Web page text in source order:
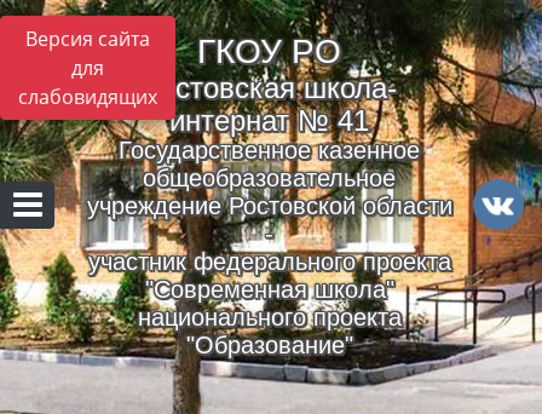
Версия сайта
для
слабовидящих
ГКОУ РO
Ростовская школа-
интернат № 41
Государственное казенное
общеобразовательное
учреждение Ростовской области
-
участник федерального проекта
"Современная школа"
национального проекта
"Образование"